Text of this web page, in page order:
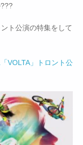
ト公演の特集をして
VOLTA」トロント公